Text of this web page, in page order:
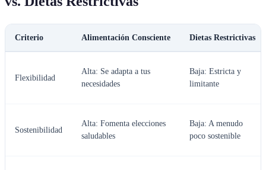
Criterio Alimentación Consciente Dietas Restrictivas
Flexibilidad
Alta: Se adapta a tus
necesidades
Baja: Estricta y
limitante
Sostenibilidad
Alta: Fomenta elecciones
saludables
Baja: A menudo
poco sostenible